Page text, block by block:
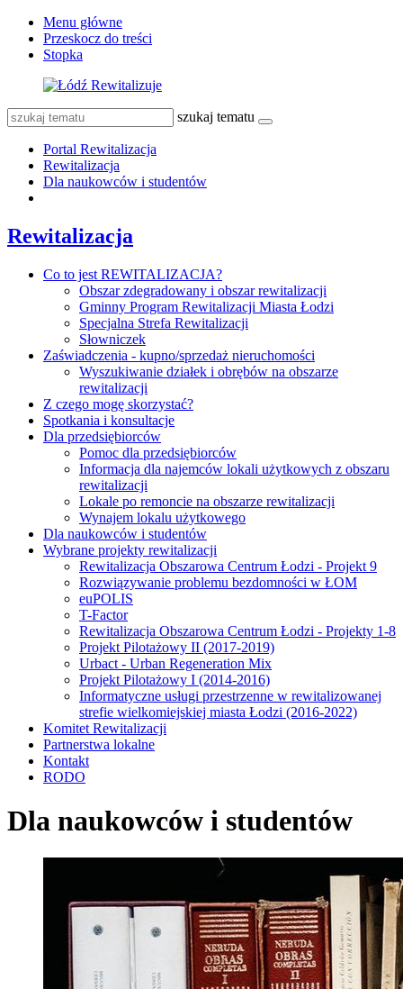
Menu główne
Przeskocz do treści
Stopka
szukaj tematu
Portal Rewitalizacja
Rewitalizacja
Dla naukowców i studentów
Rewitalizacja
Co to jest REWITALIZACJA?
Obszar zdegradowany i obszar rewitalizacji
Gminny Program Rewitalizacji Miasta Łodzi
Specjalna Strefa Rewitalizacji
Słowniczek
Zaświadczenia - kupno/sprzedaż nieruchomości
Wyszukiwanie działek i obrębów na obszarze
rewitalizacji
Z czego mogę skorzystać?
Spotkania i konsultacje
Dla przedsiębiorców
Pomoc dla przedsiębiorców
Informacja dla najemców lokali użytkowych z obszaru
rewitalizacji
Lokale po remoncie na obszarze rewitalizacji
Wynajem lokalu użytkowego
Dla naukowców i studentów
Wybrane projekty rewitalizacji
Rewitalizacja Obszarowa Centrum Łodzi - Projekt 9
Rozwiązywanie problemu bezdomności w ŁOM
euPOLIS
T-Factor
Rewitalizacja Obszarowa Centrum Łodzi - Projekty 1-8
Projekt Pilotażowy II (2017-2019)
Urbact - Urban Regeneration Mix
Projekt Pilotażowy I (2014-2016)
Informatyczne usługi przestrzenne w rewitalizowanej
strefie wielkomiejskiej miasta Łodzi (2016-2022)
Komitet Rewitalizacji
Partnerstwa lokalne
Kontakt
RODO
Dla naukowców i studentów